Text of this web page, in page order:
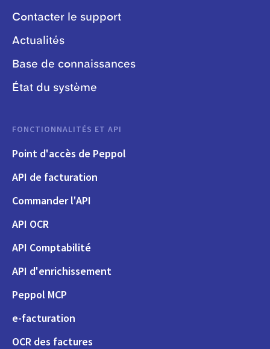
Contacter le support
Actualités
Base de connaissances
État du système
FONCTIONNALITÉS ET API
Point d'accès de Peppol
API de facturation
Commander l'API
API OCR
API Comptabilité
API d'enrichissement
Peppol MCP
e-facturation
OCR des factures